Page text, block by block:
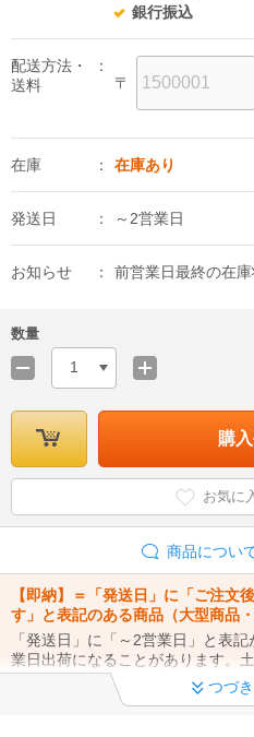
銀行振込
配送方法・
送料
〒
在庫 在庫あり
発送日 ～2営業日
お知らせ 前営業日最終の在
数量
1
購
お気に
商品につい
【即納】＝「発送日」に「ご注文
す」と表記のある商品（大型商品
「発送日」に「～2営業日」と表
業日出荷になることがあります。
換・クレジットカード支払いのみ
つづ